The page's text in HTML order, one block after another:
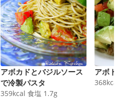
アボカドとバジルソース
で冷製パスタ
359kcal 食塩 1.7g
アボト
368kcal